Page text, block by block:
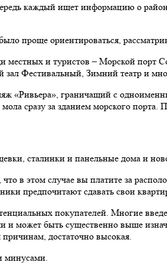
каждый ищет информацию о
проще ориентироваться,
и туристов – Морской порт
Фестивальный, Зимний театр и
«Ривьера», граничащий с
сразу за зданием морского порта.
сталинки и панельные дома и
в этом случае вы платите за
предпочитают сдавать свои
покупателей. Многие
и может быть существенно выше
достаточно высокая.
минусами.